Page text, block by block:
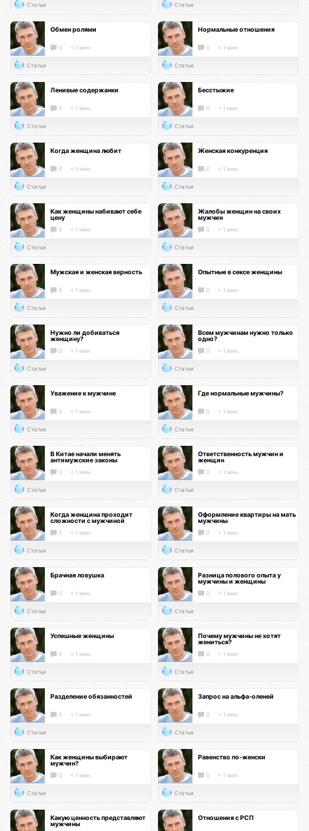
Статья Статья
Обмен ролями
0 < 1 мин.
Статья
Нормальные отношения
0 < 1 мин.
Статья
Ленивые содержанки
0 < 1 мин.
Статья
Бесстыжие
0 < 1 мин.
Статья
Когда женщина любит
0 < 1 мин.
Статья
Женская конкуренция
0 < 1 мин.
Статья
Как женщины набивают себе
цену
0 < 1 мин.
Статья
Жалобы женщин на своих
мужчин
0 < 1 мин.
Статья
Мужская и женская верность
0 < 1 мин.
Статья
Опытные в сексе женщины
0 < 1 мин.
Статья
Нужно ли добиваться
женщину?
0 < 1 мин.
Статья
Всем мужчинам нужно только
одно?
0 < 1 мин.
Статья
Уважение к мужчине
0 < 1 мин.
Статья
Где нормальные мужчины?
0 < 1 мин.
Статья
В Китае начали менять
антимужские законы
0 < 1 мин.
Статья
Ответственность мужчин и
женщин
0 < 1 мин.
Статья
Когда женщина проходит
сложности с мужчиной
0 < 1 мин.
Статья
Оформление квартиры на мать
мужчины
0 < 1 мин.
Статья
Брачная ловушка
0 < 1 мин.
Статья
Разница полового опыта у
мужчины и женщины
0 < 1 мин.
Статья
Успешные женщины
0 < 1 мин.
Статья
Почему мужчины не хотят
жениться?
0 < 1 мин.
Статья
Разделение обязанностей
0 < 1 мин.
Статья
Запрос на альфа-оленей
0 < 1 мин.
Статья
Как женщины выбирают
мужчин?
0 < 1 мин.
Статья
Равенство по-женски
0 < 1 мин.
Статья
Какую ценность представляют
мужчины
Отношения с РСП